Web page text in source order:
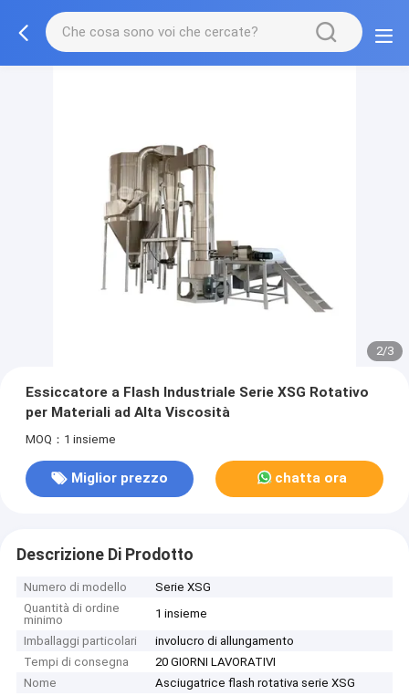
2/3
Essiccatore a Flash Industriale Serie XSG Rotativo
per Materiali ad Alta Viscosità
MOQ：1 insieme
Miglior prezzo chatta ora
Descrizione Di Prodotto
Numero di modello
Serie XSG
Quantità di ordine
minimo
1 insieme
Imballaggi particolari
involucro di allungamento
Tempi di consegna
20 GIORNI LAVORATIVI
Nome
Asciugatrice flash rotativa serie XSG